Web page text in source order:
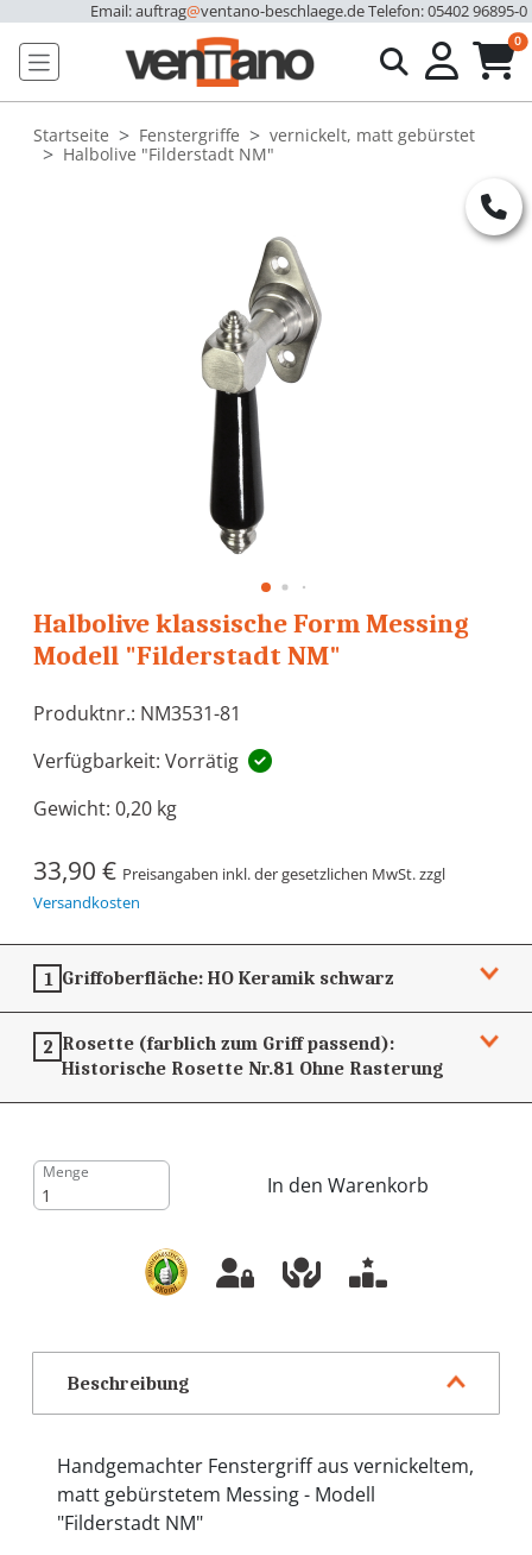
Email: auftrag@ventano-beschlaege.deTelefon: 05402 96895-0
0
Startseite Fenstergriffe
vernickelt, matt gebürstet
Halbolive "Filderstadt NM"
Halbolive klassische Form Messing
Modell "Filderstadt NM"
Produktnr.: NM3531-81
Verfügbarkeit: Vorrätig
Gewicht: 0,20 kg
33,90 € Preisangaben inkl. der gesetzlichen MwSt. zzgl
Versandkosten
1 Griffoberfläche:HO Keramik schwarz
2 Rosette (farblich zum Griff passend):
Historische Rosette Nr.81 Ohne Rasterung
Menge
In den Warenkorb
Beschreibung
Handgemachter Fenstergriff aus vernickeltem,
matt gebürstetem Messing - Modell
"Filderstadt NM"